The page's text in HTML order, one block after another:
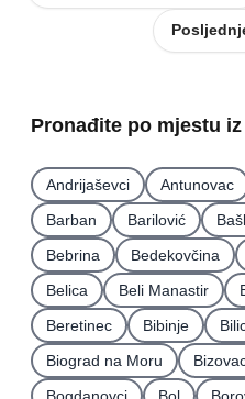
Pronađite po mjestu
Andrijaševci Antunovac
Barban
Barilović
Bebrina
Bedekovčina
Belica
Beli Manastir
Beretinec
Bibinje
Biograd na Moru
Bogdanovci
Bol